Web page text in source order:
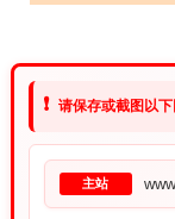
❗ 请保存或截图以
主站